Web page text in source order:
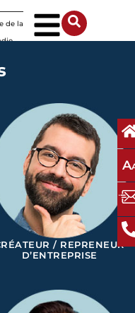
de la
A
/ REPRENEUR
D’ENTREPRISE